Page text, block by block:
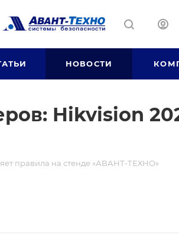
НОВОСТИ
Hikvision
правила на стенде «АВАНТ-ТЕХНО»